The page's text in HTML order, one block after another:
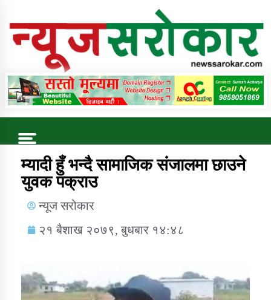
Online News Portal
Trending Now
कुषि बिकास कार्यालय जुम्ला सुचना सन्देश
म्यादी हुँ भन्दै सामाजिक संजालमा छाउने
युवक पक्राउ
न्यूज सरोकार
२१ बैशाख २०७९, बुधबार १४:४८